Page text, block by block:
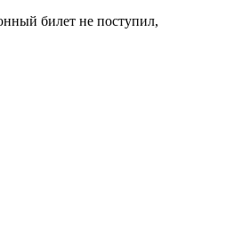
билет не поступил,